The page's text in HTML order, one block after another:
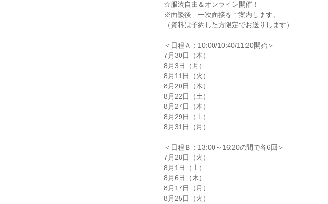
☆服装自由＆オンライン開催！
※面談後、一次面接をご案内します。
（資料は予約した方限定でお送りします）
＜日程Ａ：10:00/10:40/11:20開始＞
7月30日（木）
8月3日（月）
8月11日（火）
8月20日（木）
8月22日（土）
8月27日（木）
8月29日（土）
8月31日（月）
＜日程Ｂ：13:00～16:20の間で各6回＞
7月28日（火）
8月1日（土）
8月6日（木）
8月17日（月）
8月25日（火）